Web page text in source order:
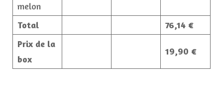
melon
Total
76,14 €
Prix de la
box
19,90 €